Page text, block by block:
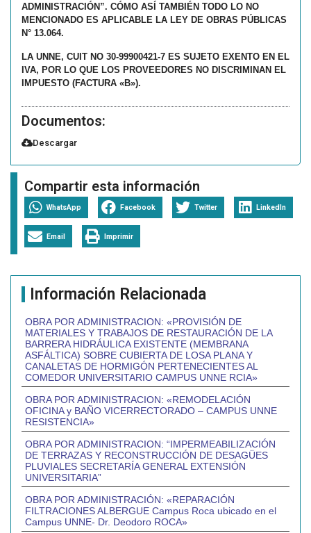
ADMINISTRACIÓN”. CÓMO ASÍ TAMBIÉN TODO LO NO
MENCIONADO ES APLICABLE LA LEY DE OBRAS PÚBLICAS
N° 13.064.
LA UNNE, CUIT NO 30-99900421-7 ES SUJETO EXENTO EN EL
IVA, POR LO QUE LOS PROVEEDORES NO DISCRIMINAN EL
IMPUESTO (FACTURA «B»).
Documentos:
Descargar
Compartir esta información
WhatsApp Facebook Twitter LinkedIn
Email Imprimir
Información Relacionada
OBRA POR ADMINISTRACION: «PROVISIÓN DE
MATERIALES Y TRABAJOS DE RESTAURACIÓN DE LA
BARRERA HIDRÁULICA EXISTENTE (MEMBRANA
ASFÁLTICA) SOBRE CUBIERTA DE LOSA PLANA Y
CANALETAS DE HORMIGÓN PERTENECIENTES AL
COMEDOR UNIVERSITARIO CAMPUS UNNE RCIA»
OBRA POR ADMINISTRACION: «REMODELACIÓN
OFICINA y BAÑO VICERRECTORADO – CAMPUS UNNE
RESISTENCIA»
OBRA POR ADMINISTRACION: “IMPERMEABILIZACIÓN
DE TERRAZAS Y RECONSTRUCCIÓN DE DESAGÜES
PLUVIALES SECRETARÍA GENERAL EXTENSIÓN
UNIVERSITARIA”
OBRA POR ADMINISTRACIÓN: «REPARACIÓN
FILTRACIONES ALBERGUE Campus Roca ubicado en el
Campus UNNE- Dr. Deodoro ROCA»